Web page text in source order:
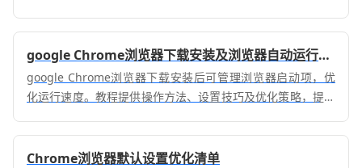
google Chrome浏览器下载安装及浏览器自动运行控制技巧
google Chrome浏览器下载安装后可管理浏览器启动项，优
化运行速度。教程提供操作方法、设置技巧及优化策略，提升
Chrome浏览器默认设置优化清单